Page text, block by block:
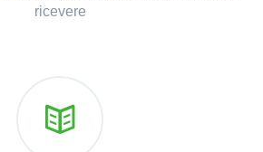
ricevere